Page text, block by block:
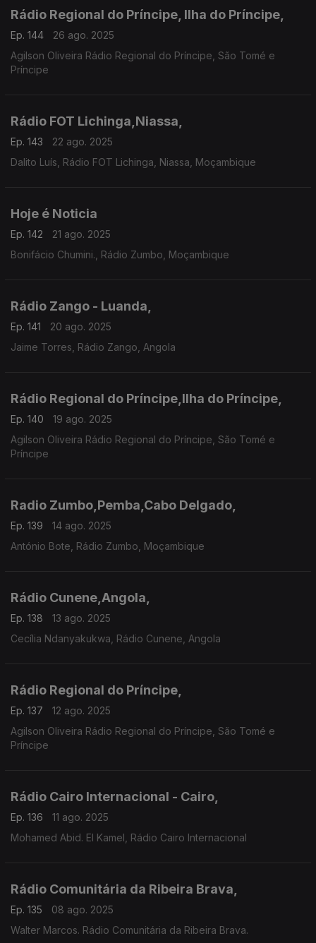
Rádio Regional do Príncipe, Ilha do Príncipe,
Ep. 144
26 ago. 2025
Agilson Oliveira Rádio Regional do Príncipe, São Tomé e
Príncipe
Rádio FOT Lichinga,Niassa,
Ep. 143
22 ago. 2025
Dalito Luís, Rádio FOT Lichinga, Niassa, Moçambique
Hoje é Noticia
Ep. 142
21 ago. 2025
Bonifácio Chumini., Rádio Zumbo, Moçambique
Rádio Zango - Luanda,
Ep. 141
20 ago. 2025
Jaime Torres, Rádio Zango, Angola
Rádio Regional do Príncipe,Ilha do Príncipe,
Ep. 140
19 ago. 2025
Agilson Oliveira Rádio Regional do Príncipe, São Tomé e
Príncipe
Radio Zumbo,Pemba,Cabo Delgado,
Ep. 139
14 ago. 2025
António Bote, Rádio Zumbo, Moçambique
Rádio Cunene,Angola,
Ep. 138
13 ago. 2025
Cecília Ndanyakukwa, Rádio Cunene, Angola
Rádio Regional do Príncipe,
Ep. 137
12 ago. 2025
Agilson Oliveira Rádio Regional do Príncipe, São Tomé e
Príncipe
Rádio Cairo Internacional - Cairo,
Ep. 136
11 ago. 2025
Mohamed Abid. El Kamel, Rádio Cairo Internacional
Rádio Comunitária da Ribeira Brava,
Ep. 135
08 ago. 2025
Walter Marcos. Rádio Comunitária da Ribeira Brava.